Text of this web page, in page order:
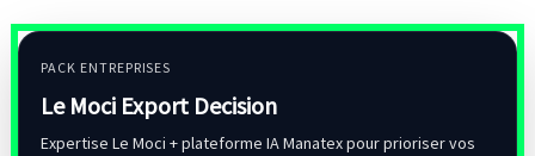
PACK ENTREPRISES
Le Moci Export Decision
Expertise Le Moci + plateforme IA Manatex pour prioriser vos